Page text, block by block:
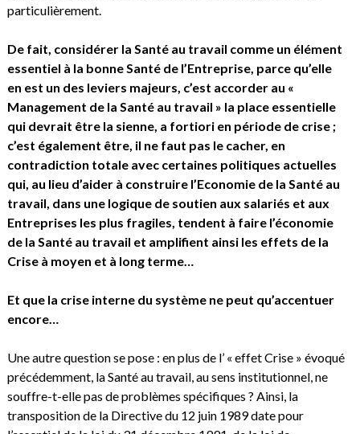
particulièrement.
De fait, considérer la Santé au travail comme un élément
essentiel à la bonne Santé de l’Entreprise, parce qu’elle
en est un des leviers majeurs, c’est accorder au «
Management de la Santé au travail » la place essentielle
qui devrait être la sienne, a fortiori en période de crise ;
c’est également être, il ne faut pas le cacher, en
contradiction totale avec certaines politiques actuelles
qui, au lieu d’aider à construire l’Economie de la Santé au
travail, dans une logique de soutien aux salariés et aux
Entreprises les plus fragiles, tendent à faire l’économie
de la Santé au travail et amplifient ainsi les effets de la
Crise à moyen et à long terme…
Et que la crise interne du système ne peut qu’accentuer
encore…
Une autre question se pose : en plus de l’ « effet Crise » évoqué
précédemment, la Santé au travail, au sens institutionnel, ne
souffre-t-elle pas de problèmes spécifiques ? Ainsi, la
transposition de la Directive du 12 juin 1989 date pour